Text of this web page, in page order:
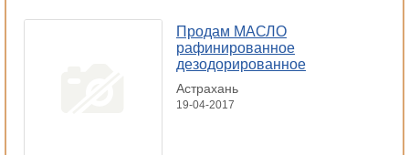
Продам МАСЛО
рафинированное
дезодорированное
Астрахань
19-04-2017